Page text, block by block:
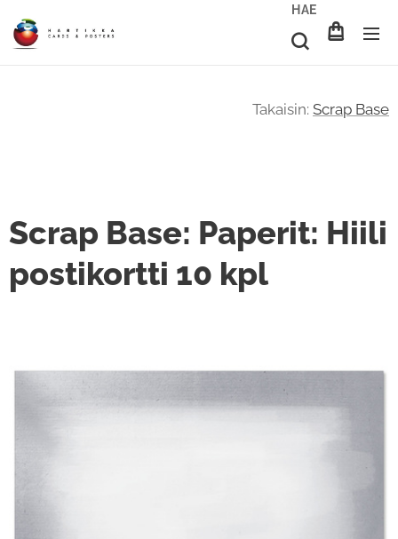
HAE
Takaisin: Scrap Base
Scrap Base: Paperit: Hiili
postikortti 10 kpl